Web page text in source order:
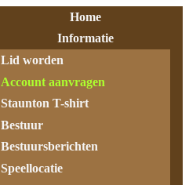
Home
Informatie
Lid worden
Account aanvragen
Staunton T-shirt
Bestuur
Bestuursberichten
Speellocatie